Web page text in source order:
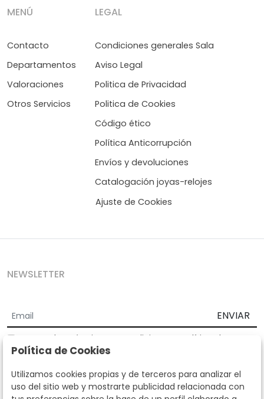
MENÚ
Contacto
Departamentos
Valoraciones
Otros Servicios
LEGAL
Condiciones generales Sala
Aviso Legal
Politica de Privacidad
Politica de Cookies
Código ético
Política Anticorrupción
Envíos y devoluciones
Catalogación joyas-relojes
Ajuste de Cookies
NEWSLETTER
ENVIAR
Acepto los Términos y Condiciones
Política de
privacidad
Según la LOPD y disposiciones de desarrollo, informamos que sus
datos personales serán tratados por parte de Subastas Segre con la
finalidad de gestionar la relación comercial. Puede ejercitar los
Política de Cookies
Utilizamos cookies propias y de terceros para analizar el
uso del sitio web y mostrarte publicidad relacionada con